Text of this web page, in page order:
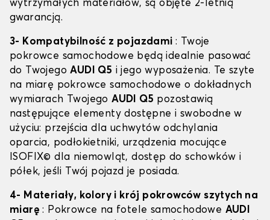
wytrzymałych materiałów, są objęte 2-letnią
gwarancją.
3- Kompatybilność z pojazdami : Twoje
pokrowce samochodowe będą idealnie pasować
do TwojegoAUDI Q5 i jego wyposażenia. Te szyte
na miarę pokrowce samochodowe o dokładnych
wymiarach TwojegoAUDI Q5 pozostawią
następujące elementy dostępne i swobodne w
użyciu: przejścia dla uchwytów odchylania
oparcia, podłokietniki, urządzenia mocujące
ISOFIX© dla niemowląt, dostęp do schowków i
półek, jeśli Twój pojazd je posiada.
4- Materiały, kolory i krój pokrowców szytych na
miarę: Pokrowce na fotele samochodowe AUDI